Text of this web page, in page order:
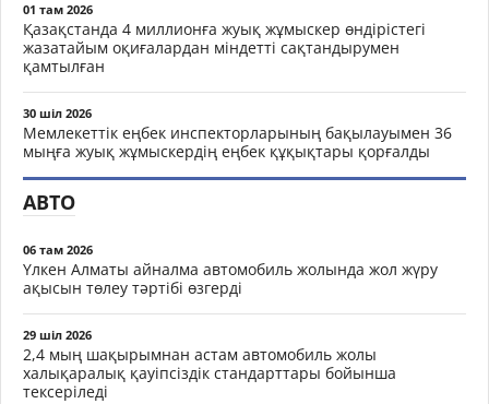
01 там 2026
Қазақстанда 4 миллионға жуық жұмыскер өндірістегі
жазатайым оқиғалардан міндетті сақтандырумен
қамтылған
30 шіл 2026
Мемлекеттік еңбек инспекторларының бақылауымен 36
мыңға жуық жұмыскердің еңбек құқықтары қорғалды
АВТО
06 там 2026
Үлкен Алматы айналма автомобиль жолында жол жүру
ақысын төлеу тәртібі өзгерді
29 шіл 2026
2,4 мың шақырымнан астам автомобиль жолы
халықаралық қауіпсіздік стандарттары бойынша
тексеріледі